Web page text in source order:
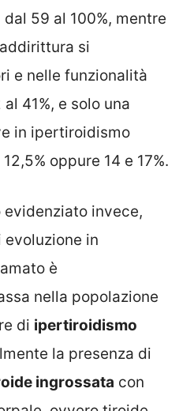
59 al 100%, mentre
si
e nelle funzionalità
41%, e solo una
in ipertiroidismo
oppure 14 e 17%.
invece,
in
è
nella popolazione
di ipertiroidismo
la presenza di
ingrossata con